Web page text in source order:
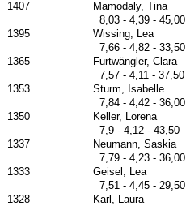
1407 Mamodaly, Tina
8,03 - 4,39 - 45,00
1395
Wissing, Lea
7,66 - 4,82 - 33,50
1365
Furtwängler, Clara
7,57 - 4,11 - 37,50
1353
Sturm, Isabelle
7,84 - 4,42 - 36,00
1350
Keller, Lorena
7,9 - 4,12 - 43,50
1337
Neumann, Saskia
7,79 - 4,23 - 36,00
1333
Geisel, Lea
7,51 - 4,45 - 29,50
1328
Karl, Laura